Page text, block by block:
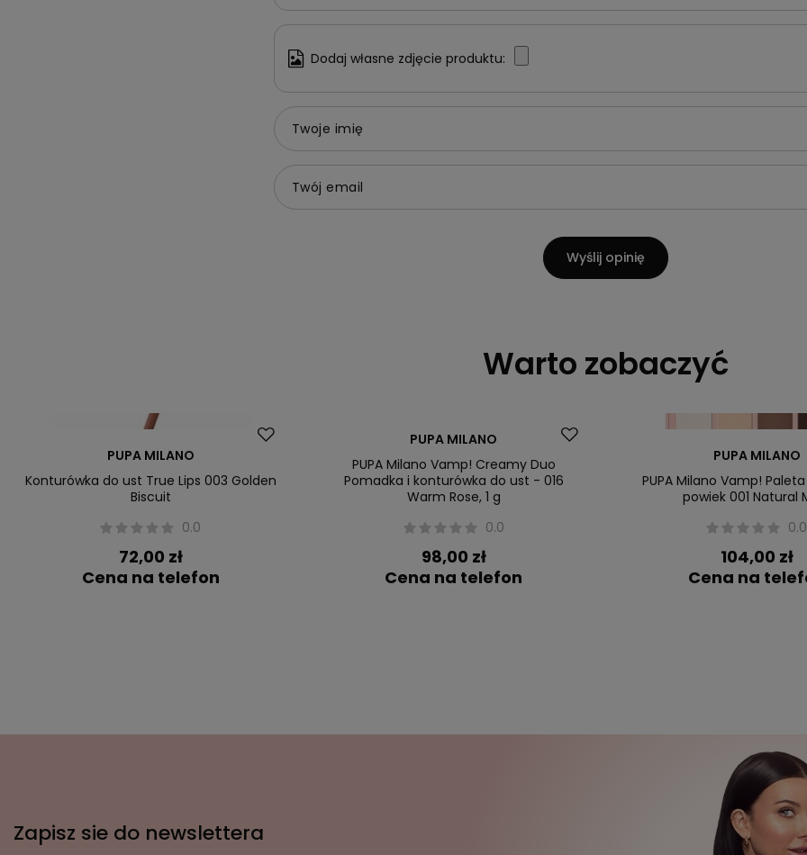
Dodaj własne zdjęcie produktu:
Twoje imię
Twój email
Wyślij opinię
Warto zobaczyć
PUPA MILANO
Konturówka do ust True Lips 003 Golden
Biscuit
0.0
72,00 zł
Cena na telefon
PUPA MILANO
PUPA Milano Vamp! Creamy Duo
Pomadka i konturówka do ust - 016
Warm Rose, 1 g
0.0
98,00 zł
Cena na telefon
PUPA MILANO
PUPA Milano Vamp!
powiek 001 Natural
0.0
104,00 zł
Cena na
Zapisz sie do newslettera